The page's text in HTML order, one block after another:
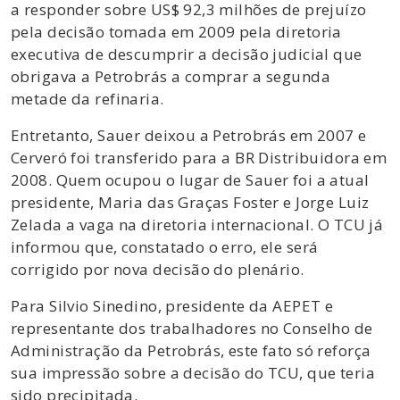
a responder sobre US$ 92,3 milhões de prejuízo
pela decisão tomada em 2009 pela diretoria
executiva de descumprir a decisão judicial que
obrigava a Petrobrás a comprar a segunda
metade da refinaria.
Entretanto, Sauer deixou a Petrobrás em 2007 e
Cerveró foi transferido para a BR Distribuidora em
2008. Quem ocupou o lugar de Sauer foi a atual
presidente, Maria das Graças Foster e Jorge Luiz
Zelada a vaga na diretoria internacional. O TCU já
informou que, constatado o erro, ele será
corrigido por nova decisão do plenário.
Para Silvio Sinedino, presidente da AEPET e
representante dos trabalhadores no Conselho de
Administração da Petrobrás, este fato só reforça
sua impressão sobre a decisão do TCU, que teria
sido precipitada.